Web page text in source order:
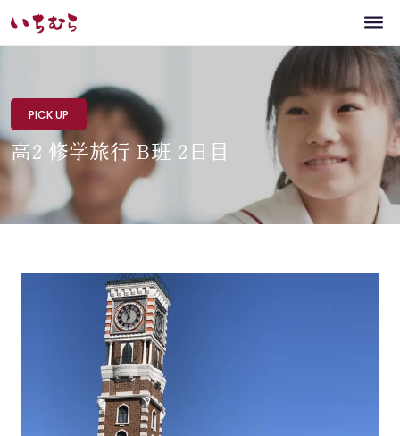
PICK UP
高2 修学旅行 B班 2日目